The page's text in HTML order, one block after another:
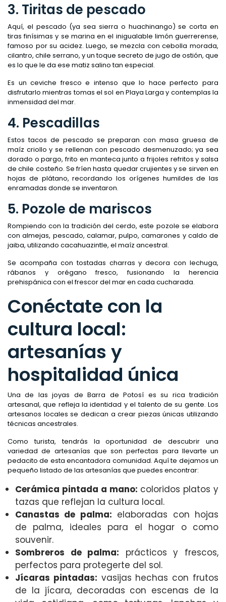
3. Tiritas de pescado
Aquí, el pescado (ya sea sierra o huachinango) se corta en
tiras finísimas y se marina en el inigualable limón guerrerense,
famoso por su acidez. Luego, se mezcla con cebolla morada,
cilantro, chile serrano, y un toque secreto de jugo de ostión, que
es lo que le da ese matiz salino tan especial.
Es un ceviche fresco e intenso que lo hace perfecto para
disfrutarlo mientras tomas el sol en Playa Larga y contemplas la
inmensidad del mar.
4. Pescadillas
Estos tacos de pescado se preparan con masa gruesa de
maíz criollo y se rellenan con pescado desmenuzado; ya sea
dorado o pargo, frito en manteca junto a frijoles refritos y salsa
de chile costeño. Se fríen hasta quedar crujientes y se sirven en
hojas de plátano, recordando los orígenes humildes de las
enramadas donde se inventaron.
5. Pozole de mariscos
Rompiendo con la tradición del cerdo, este pozole se elabora
con almejas, pescado, calamar, pulpo, camarones y caldo de
jaiba, utilizando cacahuazintle, el maíz ancestral.
Se acompaña con tostadas charras y decora con lechuga,
rábanos y orégano fresco, fusionando la herencia
prehispánica con el frescor del mar en cada cucharada.
Conéctate con la
cultura local:
artesanías y
hospitalidad única
Una de las joyas de Barra de Potosí es su rica tradición
artesanal, que refleja la identidad y el talento de su gente. Los
artesanos locales se dedican a crear piezas únicas utilizando
técnicas ancestrales.
Como turista, tendrás la oportunidad de descubrir una
variedad de artesanías que son perfectas para llevarte un
pedacito de esta encantadora comunidad. Aquí te dejamos un
pequeño listado de las artesanías que puedes encontrar:
Cerámica pintada a mano: coloridos platos y
tazas que reflejan la cultura local.
Canastas de palma: elaboradas con hojas
de palma, ideales para el hogar o como
souvenir.
Sombreros de palma: prácticos y frescos,
perfectos para protegerte del sol.
Jícaras pintadas: vasijas hechas con frutos
de la jícara, decoradas con escenas de la